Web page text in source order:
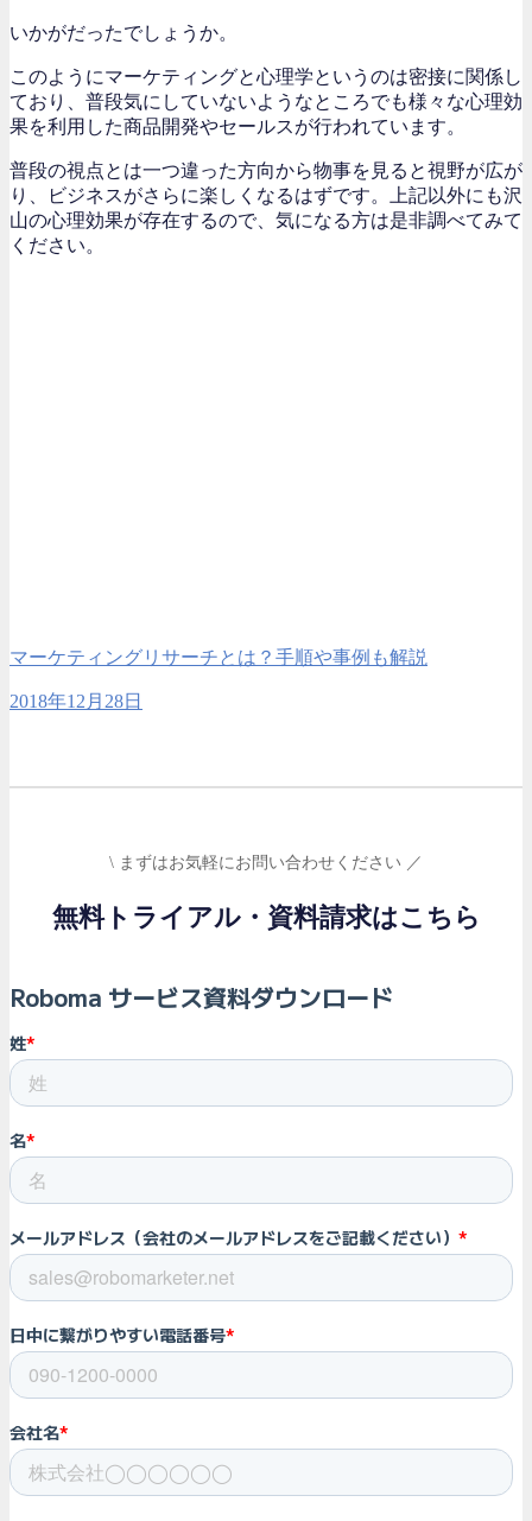
いかがだったでしょうか。
このようにマーケティングと心理学というのは密接に関係し
ており、普段気にしていないようなところでも様々な心理効
果を利用した商品開発やセールスが行われています。
普段の視点とは一つ違った方向から物事を見ると視野が広が
り、ビジネスがさらに楽しくなるはずです。上記以外にも沢
山の心理効果が存在するので、気になる方は是非調べてみて
ください。
マーケティングリサーチとは？手順や事例も解説
2018年12月28日
\ まずはお気軽にお問い合わせください ／
無料トライアル・資料請求はこちら